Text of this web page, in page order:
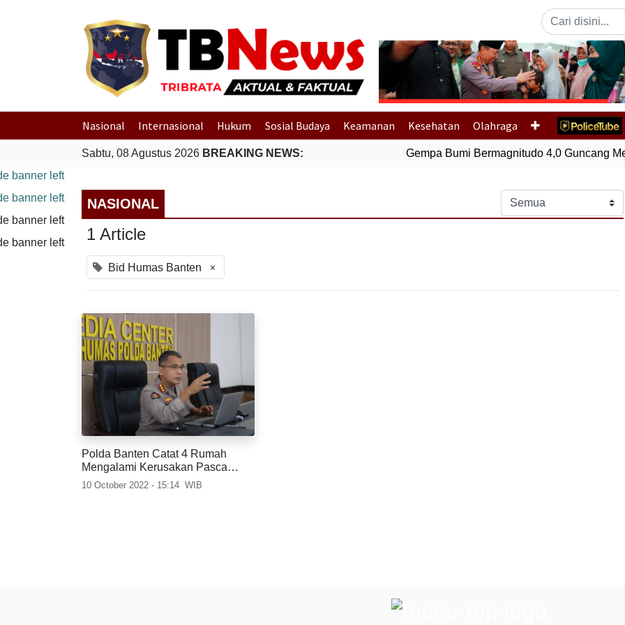
Previous
Nasional Internasional Hukum Sosial Budaya Keamanan Kesehatan Olahraga
Sabtu, 08 Agustus 2026 BREAKING NEWS: Gempa Bumi Bermagnitudo 4,0 Guncang
NASIONAL
1 Article
Bid Humas Banten ×
Polda Banten Catat 4 Rumah
Mengalami Kerusakan Pasca
Gempa Banten 5,5 Magnitudo
10 October 2022 - 15:14 WIB